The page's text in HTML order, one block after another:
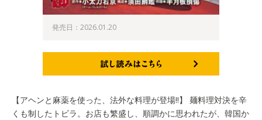
発売日：2026.01.20
【アヘンと麻薬を使った、法外な料理が登場!!】 麺料理対決を辛
くも制したトビラ。お店も繁盛し、順調かに思われたが、韓国か